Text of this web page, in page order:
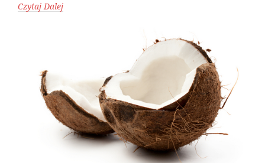
Czytaj Dalej